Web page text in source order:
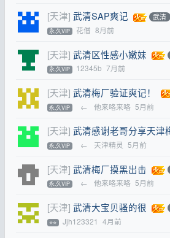
[天津] 武清SAP爽记 武清
永.久VIP 花僧 8月前
[天津] 武清区性感小嫩妹
永.久VIP 12345b 7月前
[天津] 武清梅厂验证爽记！
永.久VIP ← 他来咯来咯 5月前
[天津] 武清感谢老哥分享天津
永.久VIP ← 天津精灵 5月前
[天津] 武清梅厂摸黑出击
永.久VIP ← 他来咯来咯 5月前
[天津] 武清大宝贝骚的很
⭐⭐ Jjh123321 4月前